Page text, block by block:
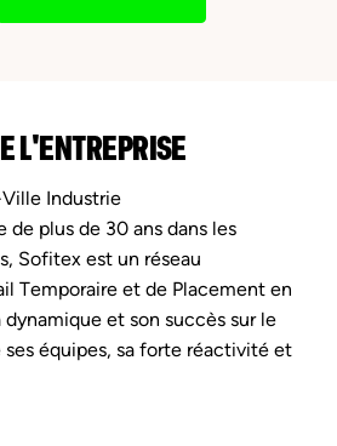
L'ENTREPRISE
Industrie
de plus de 30 ans dans les
Sofitex est un réseau
Temporaire et de Placement en
et son succès sur le
ses équipes, sa forte réactivité et